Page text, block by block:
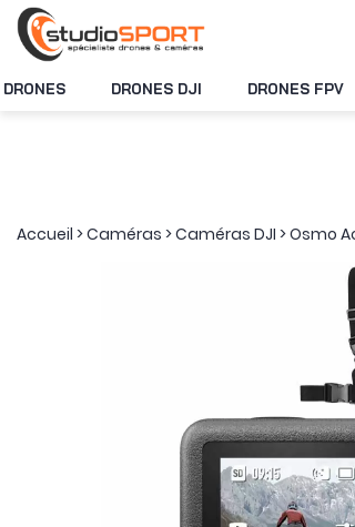
DRONES DRONES DJI DRONES FPV
Accueil >Caméras >Caméras DJI >Osmo